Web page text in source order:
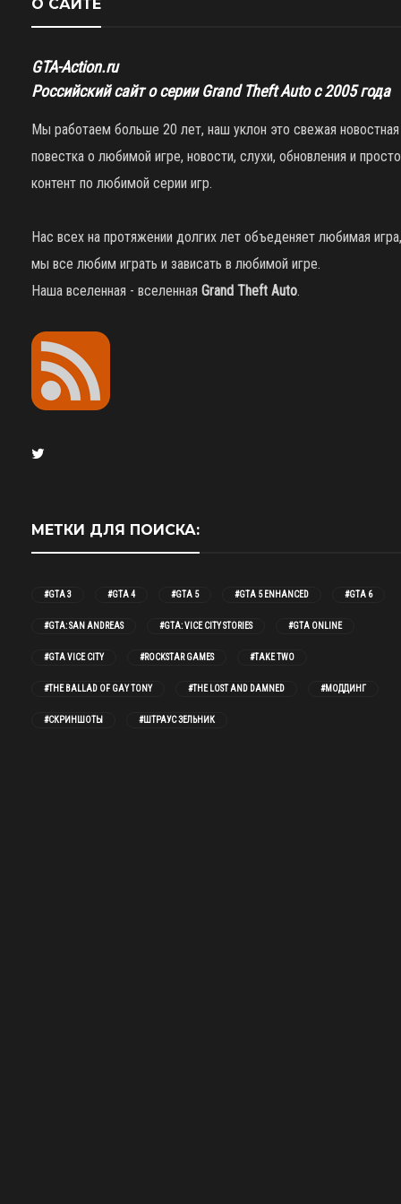
О САЙТЕ
GTA-Action.ru
Российский сайт о серии Grand Theft Auto с 2005 года
Мы работаем больше 20 лет, наш уклон это свежая новостная
повестка о любимой игре, новости, слухи, обновления и просто
контент по любимой серии игр.
Нас всех на протяжении долгих лет объеденяет любимая игра,
мы все любим играть и зависать в любимой игре.
Наша вселенная - вселенная Grand Theft Auto.
МЕТКИ ДЛЯ ПОИСКА:
#GTA 3 #GTA 4 #GTA 5 #GTA 5 ENHANCED #GTA 6
#GTA: SAN ANDREAS #GTA: VICE CITY STORIES #GTA ONLINE
#GTA VICE CITY #ROCKSTAR GAMES #TAKE TWO
#THE BALLAD OF GAY TONY #THE LOST AND DAMNED #МОДДИНГ
#СКРИНШОТЫ #ШТРАУС ЗЕЛЬНИК